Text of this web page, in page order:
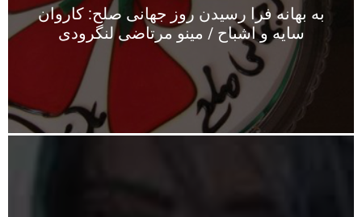
به بهانه فرا رسیدن روز جهانی صلح: کاروان
سایه و اشباح / مینو مرتاضی لنگرودی